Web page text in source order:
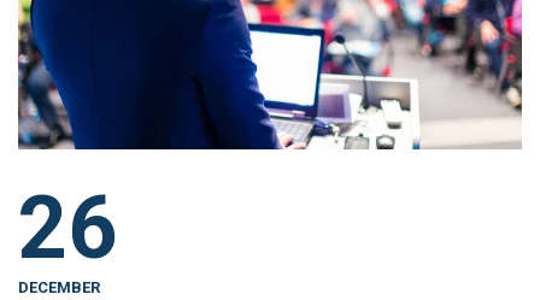
26
DECEMBER